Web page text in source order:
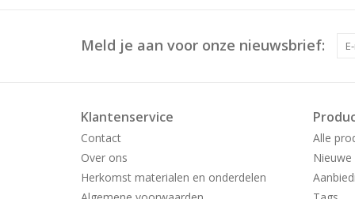
Meld je aan voor onze nieuwsbrief:
Klantenservice
Contact
Over ons
Herkomst materialen en onderdelen
Alle